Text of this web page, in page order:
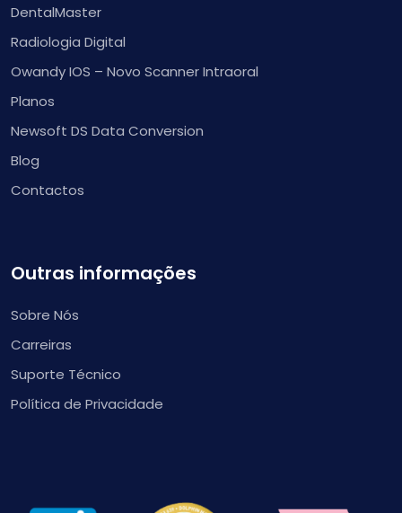
DentalMaster
Radiologia Digital
Owandy IOS – Novo Scanner Intraoral
Planos
Newsoft DS Data Conversion
Blog
Contactos
Outras informações
Sobre Nós
Carreiras
Suporte Técnico
Política de Privacidade